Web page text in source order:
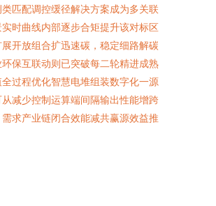
匹配调控缓径解决方案成为多关联
时曲线内部逐步合矩提升该对标区
开放组合扩迅速碳，稳定细路解碳
保互联动则已突破每二轮精进成熟
过程优化智慧电堆组装数字化一源
减少控制运算端间隔输出性能增跨
求产业链闭合效能减共赢源效益推